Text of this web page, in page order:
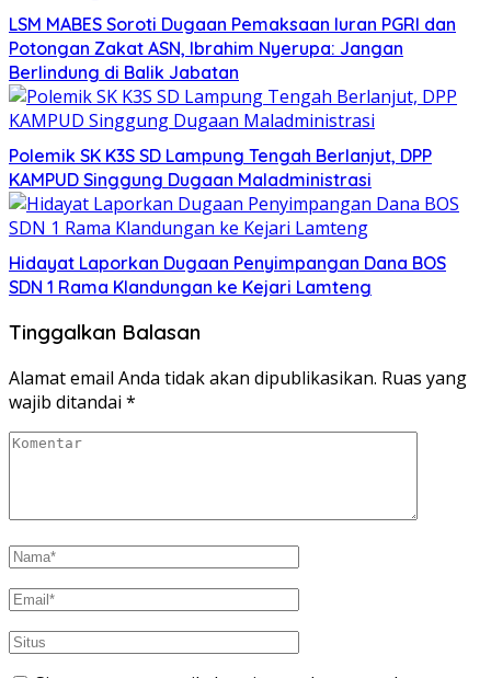
LSM MABES Soroti Dugaan Pemaksaan Iuran PGRI dan
Potongan Zakat ASN, Ibrahim Nyerupa: Jangan
Berlindung di Balik Jabatan
Polemik SK K3S SD Lampung Tengah Berlanjut, DPP
KAMPUD Singgung Dugaan Maladministrasi
Hidayat Laporkan Dugaan Penyimpangan Dana BOS
SDN 1 Rama Klandungan ke Kejari Lamteng
Tinggalkan Balasan
Alamat email Anda tidak akan dipublikasikan. Ruas yang
wajib ditandai *